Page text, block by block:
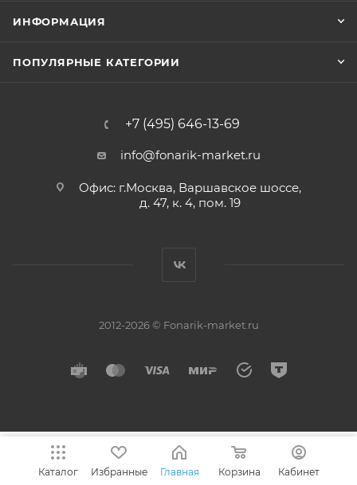
ИНФОРМАЦИЯ
ПОПУЛЯРНЫЕ КАТЕГОРИИ
+7 (495) 646-13-69
info@fonarik-market.ru
Офис: г.Москва, Варшавское шоссе,
д. 47, к. 4, пом. 19
2012-2026 © Fonarik-market.ru
Каталог Избранные Главная Корзина Кабинет